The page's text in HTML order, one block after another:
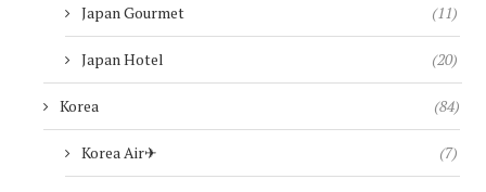
Japan Gourmet (11)
Japan Hotel (20)
Korea (84)
Korea Air✈︎ (7)